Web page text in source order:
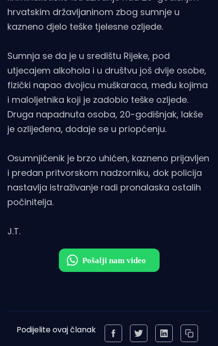
hrvatskim državljaninom zbog sumnje u
kazneno djelo teške tjelesne ozljede.
Sumnja se da je u središtu Rijeke, pod
utjecajem alkohola i u društvu još dvije osobe,
fizički napao dvojicu muškaraca, među kojima
i maloljetnika koji je zadobio teške ozljede.
Druga napadnuta osoba, 20-godišnjak, lakše
je ozlijeđena, dodaje se u priopćenju.
Osumnjičenik je brzo uhićen, kazneno prijavljen
i predan pritvorskom nadzorniku, dok policija
nastavlja istraživanje radi pronalaska ostalih
počinitelja.
J.T.
Podijelite ovaj članak